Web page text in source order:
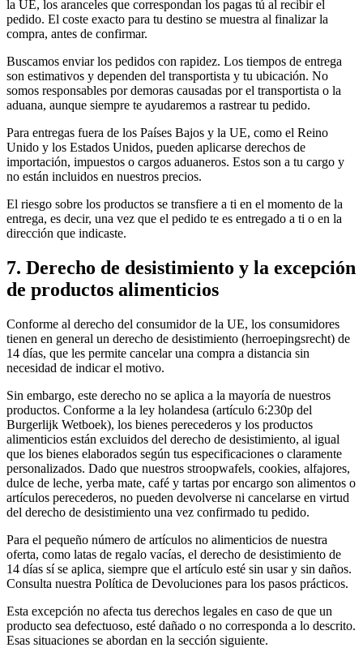
la UE, los aranceles que correspondan los pagas tú al recibir el
pedido. El coste exacto para tu destino se muestra al finalizar la
compra, antes de confirmar.
Buscamos enviar los pedidos con rapidez. Los tiempos de entrega
son estimativos y dependen del transportista y tu ubicación. No
somos responsables por demoras causadas por el transportista o la
aduana, aunque siempre te ayudaremos a rastrear tu pedido.
Para entregas fuera de los Países Bajos y la UE, como el Reino
Unido y los Estados Unidos, pueden aplicarse derechos de
importación, impuestos o cargos aduaneros. Estos son a tu cargo y
no están incluidos en nuestros precios.
El riesgo sobre los productos se transfiere a ti en el momento de la
entrega, es decir, una vez que el pedido te es entregado a ti o en la
dirección que indicaste.
7. Derecho de desistimiento y la excepción
de productos alimenticios
Conforme al derecho del consumidor de la UE, los consumidores
tienen en general un derecho de desistimiento (herroepingsrecht) de
14 días, que les permite cancelar una compra a distancia sin
necesidad de indicar el motivo.
Sin embargo, este derecho no se aplica a la mayoría de nuestros
productos. Conforme a la ley holandesa (artículo 6:230p del
Burgerlijk Wetboek), los bienes perecederos y los productos
alimenticios están excluidos del derecho de desistimiento, al igual
que los bienes elaborados según tus especificaciones o claramente
personalizados. Dado que nuestros stroopwafels, cookies, alfajores,
dulce de leche, yerba mate, café y tartas por encargo son alimentos o
artículos perecederos, no pueden devolverse ni cancelarse en virtud
del derecho de desistimiento una vez confirmado tu pedido.
Para el pequeño número de artículos no alimenticios de nuestra
oferta, como latas de regalo vacías, el derecho de desistimiento de
14 días sí se aplica, siempre que el artículo esté sin usar y sin daños.
Consulta nuestra Política de Devoluciones para los pasos prácticos.
Esta excepción no afecta tus derechos legales en caso de que un
producto sea defectuoso, esté dañado o no corresponda a lo descrito.
Esas situaciones se abordan en la sección siguiente.